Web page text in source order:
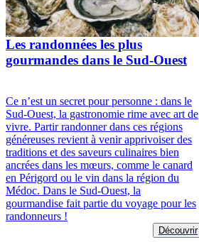
Les randonnées les plus
gourmandes dans le Sud-Ouest
Ce n’est un secret pour personne : dans le
Sud-Ouest, la gastronomie rime avec art de
vivre. Partir randonner dans ces régions
généreuses revient à venir apprivoiser des
traditions et des saveurs culinaires bien
ancrées dans les mœurs, comme le canard
en Périgord ou le vin dans la région du
Médoc. Dans le Sud-Ouest, la
gourmandise fait partie du voyage pour les
randonneurs !
Découvrir